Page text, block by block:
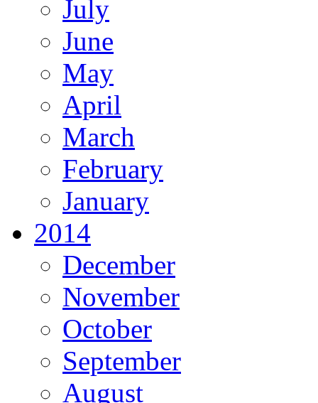
July
June
May
April
March
February
January
2014
December
November
October
September
August